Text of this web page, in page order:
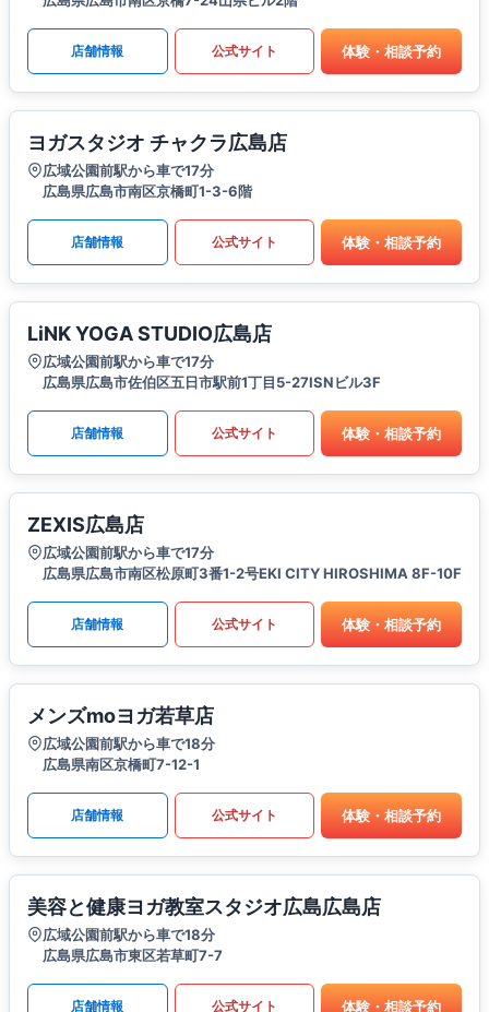
店舗情報 公式サイト 体験・相談予約
ヨガスタジオ チャクラ広島店
広域公園前駅から車で17分
広島県広島市南区京橋町1-3-6階
店舗情報 公式サイト 体験・相談予約
LiNK YOGA STUDIO広島店
広域公園前駅から車で17分
広島県広島市佐伯区五日市駅前1丁目5-27ISNビル3F
店舗情報 公式サイト 体験・相談予約
ZEXIS広島店
広域公園前駅から車で17分
広島県広島市南区松原町3番1-2号EKI CITY HIROSHIMA 8F-10F
店舗情報 公式サイト 体験・相談予約
メンズmoヨガ若草店
広域公園前駅から車で18分
広島県南区京橋町7-12-1
店舗情報 公式サイト 体験・相談予約
美容と健康ヨガ教室スタジオ広島広島店
広域公園前駅から車で18分
広島県広島市東区若草町7-7
店舗情報 公式サイト 体験・相談予約